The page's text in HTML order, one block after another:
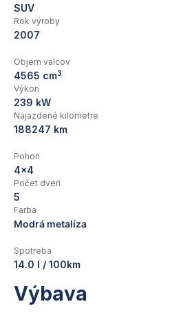
SUV
Rok výroby
2007
Objem valcov
4565 cm3
Výkon
239 kW
Najazdené kilometre
188247 km
Pohon
4x4
Počet dverí
5
Farba
Modrá metalíza
Spotreba
14.0 l / 100km
Výbava